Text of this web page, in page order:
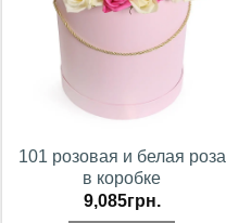
101 розовая и белая роза
в коробке
9,085грн.